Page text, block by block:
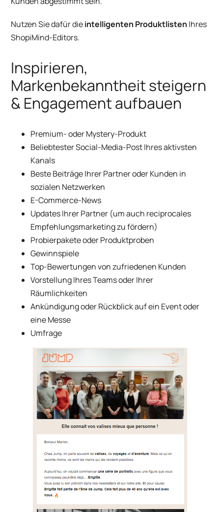
Nutzen Sie dafür dieintelligenten Produktlisten Ihres
ShopiMind-Editors.
Inspirieren,
Markenbekanntheit steigern
& Engagement aufbauen
Premium- oder Mystery-Produkt
Beliebtester Social-Media-Post Ihres aktivsten
Kanals
Beste Beiträge Ihrer Partner oder Kunden in
sozialen Netzwerken
E-Commerce-News
Updates Ihrer Partner (um auch reciprocales
Empfehlungsmarketing zu fördern)
Probierpakete oder Produktproben
Gewinnspiele
Top-Bewertungen von zufriedenen Kunden
Vorstellung Ihres Teams oder Ihrer
Räumlichkeiten
Ankündigung oder Rückblick auf ein Event oder
eine Messe
Umfrage